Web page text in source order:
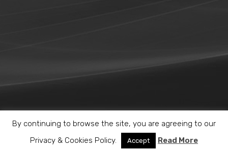
By continuing to browse the site, you are agreeing to our
Privacy & Cookies Policy.
Accept Read More